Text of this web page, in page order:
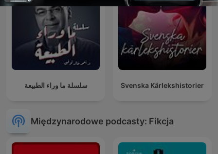
سلسلة ما وراء الطبيعة Svenska Kärlekshistorier
Międzynarodowe podcasty: Fikcja